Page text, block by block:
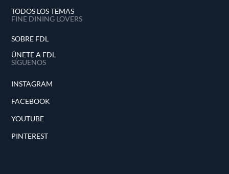
TODOS LOS TEMAS
FINE DINING LOVERS
SOBRE FDL
ÚNETE A FDL
SÍGUENOS
INSTAGRAM
FACEBOOK
YOUTUBE
PINTEREST